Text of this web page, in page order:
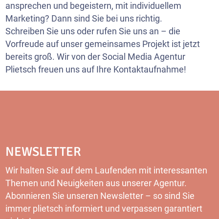
ansprechen und begeistern, mit individuellem
Marketing? Dann sind Sie bei uns richtig.
Schreiben Sie uns oder rufen Sie uns an – die
Vorfreude auf unser gemeinsames Projekt ist jetzt
bereits groß. Wir von der Social Media Agentur
Plietsch freuen uns auf Ihre Kontaktaufnahme!
NEWSLETTER
Wir halten Sie auf dem Laufenden mit interessanten
Themen und Neuigkeiten aus unserer Agentur.
Abonnieren Sie unseren Newsletter – so sind Sie
immer plietsch informiert und verpassen garantiert